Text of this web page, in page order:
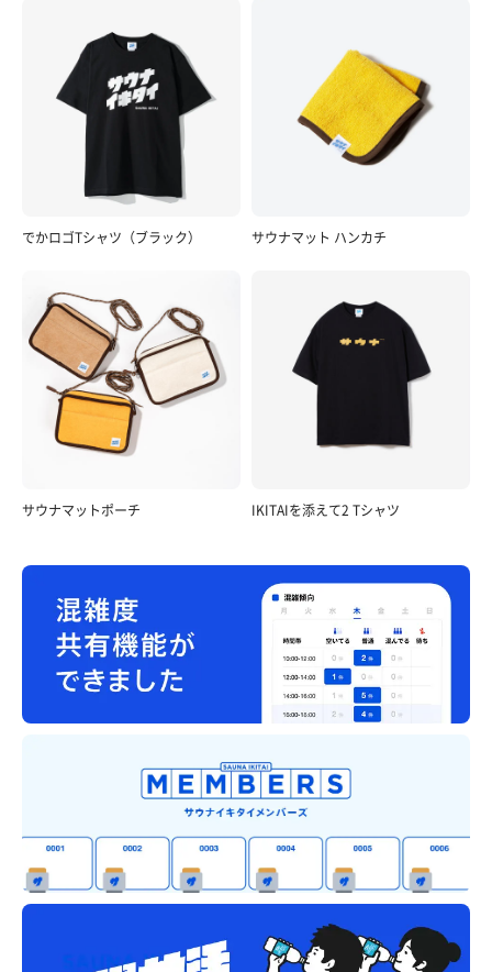
でかロゴTシャツ（ブラック） サウナマット ハンカチ
サウナマットポーチ IKITAIを添えて2 Tシャツ